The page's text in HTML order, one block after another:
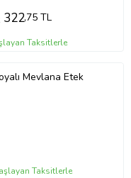
322,75 TL
Taksitlerle
Etek
Taksitlerle